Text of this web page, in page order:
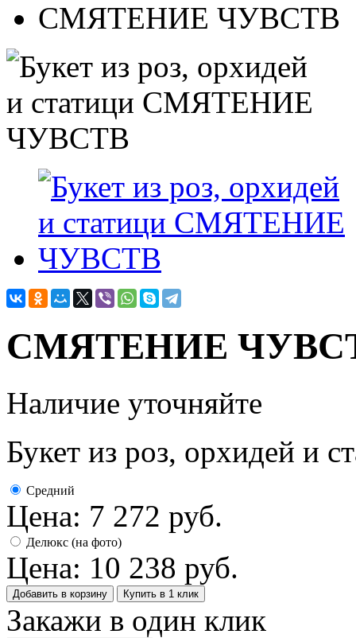
СМЯТЕНИЕ ЧУВСТВ
СМЯТЕНИЕ
Наличие уточняйте
Букет из роз, орхидей и
Средний
Цена: 7 272 руб.
Делюкс (на фото)
Цена: 10 238 руб.
Добавить в корзину Купить в 1 клик
Закажи в один клик